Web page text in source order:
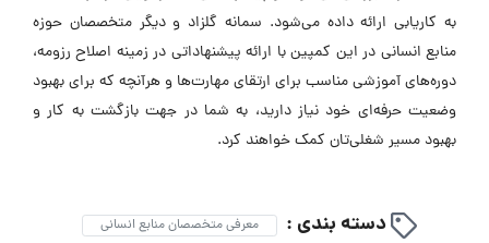
به کاریابی ارائه داده می‌شود. سمانه گلزاد و دیگر متخصصان حوزه
منابع انسانی در این کمپین با ارائه پیشنهاداتی در زمینه اصلاح رزومه،
دوره‌های آموزشی مناسب برای ارتقای مهارت‌ها و هرآنچه که برای بهبود
وضعیت حرفه‌ای خود نیاز دارید، به شما در جهت بازگشت به کار و
بهبود مسیر شغلی‌تان کمک خواهند کرد.
دسته بندی : معرفی متخصصان منابع انسانی